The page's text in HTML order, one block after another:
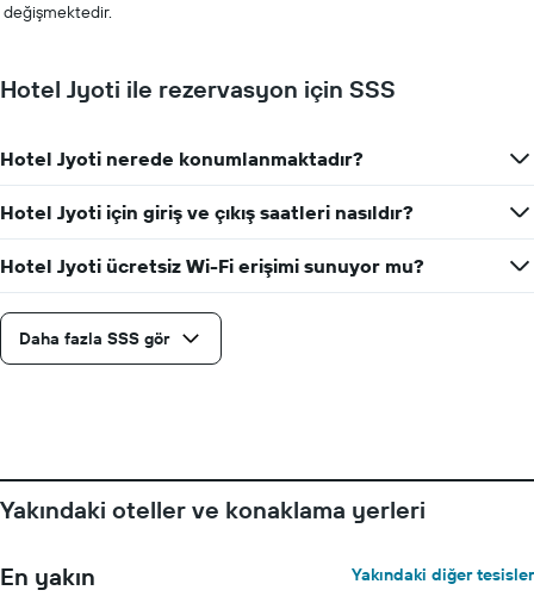
değişmektedir.
Hotel Jyoti ile rezervasyon için SSS
Hotel Jyoti nerede konumlanmaktadır?
Hotel Jyoti için giriş ve çıkış saatleri nasıldır?
Hotel Jyoti ücretsiz Wi-Fi erişimi sunuyor mu?
Daha fazla SSS gör
Yakındaki oteller ve konaklama yerleri
En yakın Yakındaki diğer tesisler